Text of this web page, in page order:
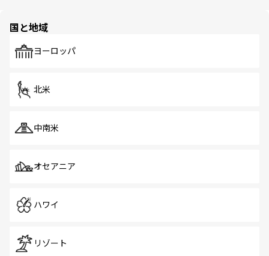
で、ホーカーズは地元の風情を楽しめる外せないスポット
国と地域
ヨーロッパ
北米
中南米
オセアニア
ハワイ
リゾート